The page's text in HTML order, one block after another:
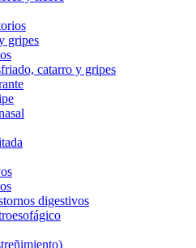
gripes
catarro y gripes
digestivos